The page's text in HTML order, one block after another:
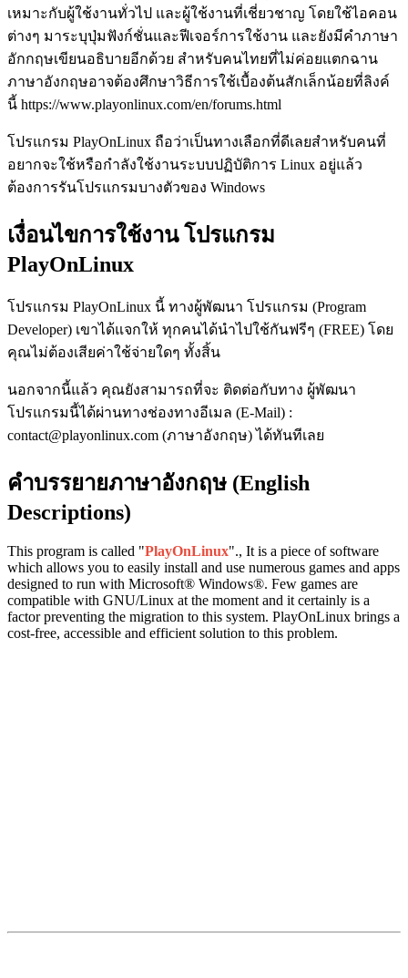
เหมาะกับผู้ใช้งานทั่วไป และผู้ใช้งานที่เชี่ยวชาญ โดยใช้ไอคอน
ต่างๆ มาระบุปุ่มฟังก์ชั่นและฟีเจอร์การใช้งาน และยังมีคำภาษา
อักกฤษเขียนอธิบายอีกด้วย สำหรับคนไทยที่ไม่ค่อยแตกฉาน
ภาษาอังกฤษอาจต้องศึกษาวิธีการใช้เบื้องต้นสักเล็กน้อยที่ลิงค์
นี้ https://www.playonlinux.com/en/forums.html
โปรแกรม PlayOnLinux ถือว่าเป็นทางเลือกที่ดีเลยสำหรับคนที่
อยากจะใช้หรือกำลังใช้งานระบบปฏิบัติการ Linux อยู่แล้ว
ต้องการรันโปรแกรมบางตัวของ Windows
เงื่อนไขการใช้งาน โปรแกรม
PlayOnLinux
โปรแกรม PlayOnLinux นี้ ทางผู้พัฒนา โปรแกรม (Program
Developer) เขาได้แจกให้ ทุกคนได้นำไปใช้กันฟรีๆ (FREE) โดย
คุณไม่ต้องเสียค่าใช้จ่ายใดๆ ทั้งสิ้น
นอกจากนี้แล้ว คุณยังสามารถที่จะ ติดต่อกับทาง ผู้พัฒนา
โปรแกรมนี้ได้ผ่านทางช่องทางอีเมล (E-Mail) :
contact@playonlinux.com (ภาษาอังกฤษ) ได้ทันทีเลย
คำบรรยายภาษาอังกฤษ (English
Descriptions)
This program is called "PlayOnLinux"., It is a piece of software
which allows you to easily install and use numerous games and apps
designed to run with Microsoft® Windows®. Few games are
compatible with GNU/Linux at the moment and it certainly is a
factor preventing the migration to this system. PlayOnLinux brings a
cost-free, accessible and efficient solution to this problem.